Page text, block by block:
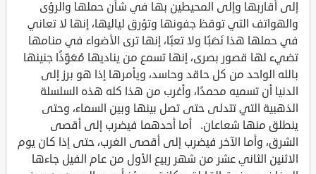
إلى أقاربها وإلى المحيطين بها في شأن حملها والرؤى
والهواتف التي توقظ جفونها وتؤرق لياليها، إنها لا تعاني
في حملها هذا نَصَبًا ولا تعبًا، إنها ترى الأضواء في منامها
تضيء لها قصور بصرى، إنها تسمع من يناديها مُعَوِّذًا جنينها
بالله الواحد من كل حاقد وحاسد، ويأمرها إذا هو برز إلى
الدنيا أن تسميه محمدًا، وأغرب من هذا كله هذه السلسلة
الذهبية التي تتدلى حتى تصل بينها وبين السماء، وحتى
ينطلق منها شعاعان. أما أحدهما فيضرب إلى أقصى
الشرق، وأما الآخر فيضرب إلى أقصى الغرب، حتى إذا كان يوم
الاثنين الثاني عشر من شهر ربيع الأول من عام الفيل جاءها